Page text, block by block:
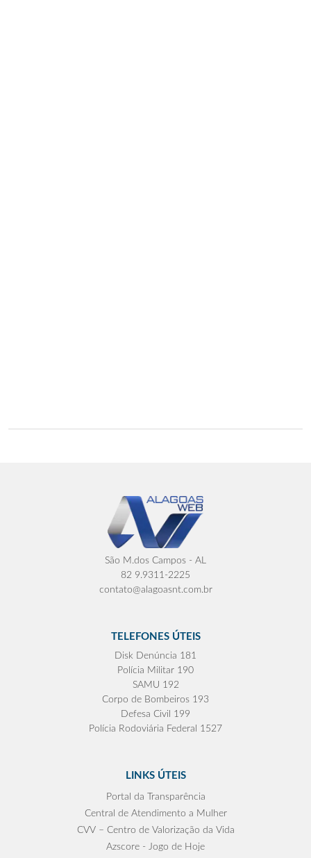
São M.dos Campos - AL
82 9.9311-2225
contato@alagoasnt.com.br
TELEFONES ÚTEIS
Disk Denúncia 181
Polícia Militar 190
SAMU 192
Corpo de Bombeiros 193
Defesa Civil 199
Polícia Rodoviária Federal 1527
LINKS ÚTEIS
Portal da Transparência
Central de Atendimento a Mulher
CVV – Centro de Valorização da Vida
Azscore - Jogo de Hoje